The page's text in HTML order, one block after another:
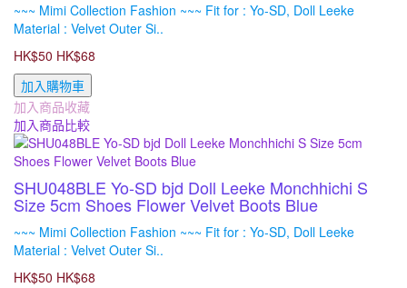
~~~ Mimi Collection Fashion ~~~ Fit for : Yo-SD, Doll Leeke
Material : Velvet Outer Si..
HK$50 HK$68
加入購物車
加入商品收藏
加入商品比較
SHU048BLE Yo-SD bjd Doll Leeke Monchhichi S
Size 5cm Shoes Flower Velvet Boots Blue
~~~ Mimi Collection Fashion ~~~ Fit for : Yo-SD, Doll Leeke
Material : Velvet Outer Si..
HK$50 HK$68